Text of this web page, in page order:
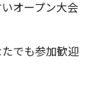
オープン大会
でも参加歓迎